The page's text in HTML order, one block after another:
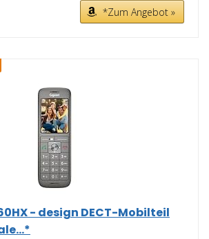
*Zum Angebot »
- design DECT-Mobilteil